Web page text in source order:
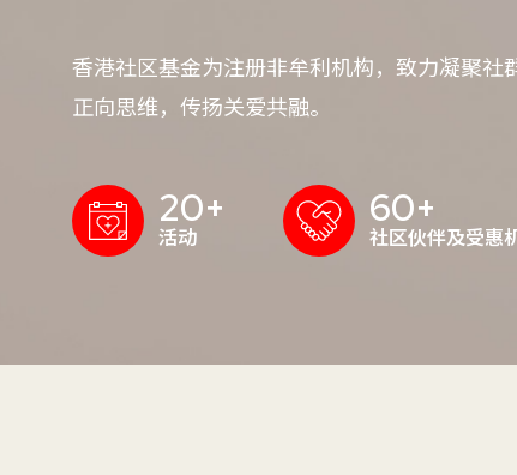
香港社区基金为注册非牟利机构，致力凝聚
正向思维，传扬关爱共融。
20+
活动
60+
社区伙伴及受惠